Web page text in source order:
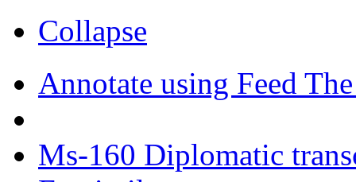
Collapse
Annotate using Feed
Ms-160 Diplomatic